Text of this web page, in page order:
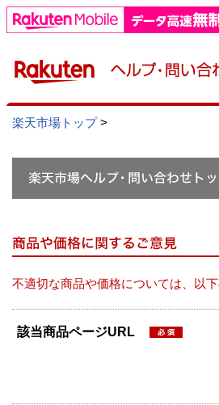
楽天市場トップ>
不適切な商品や価格については、以
該当商品ページURL